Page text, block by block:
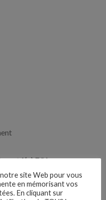
F/H
site Web pour vous
en mémorisant vos
En cliquant sur